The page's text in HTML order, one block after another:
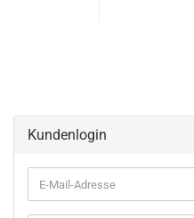
Kundenlogin